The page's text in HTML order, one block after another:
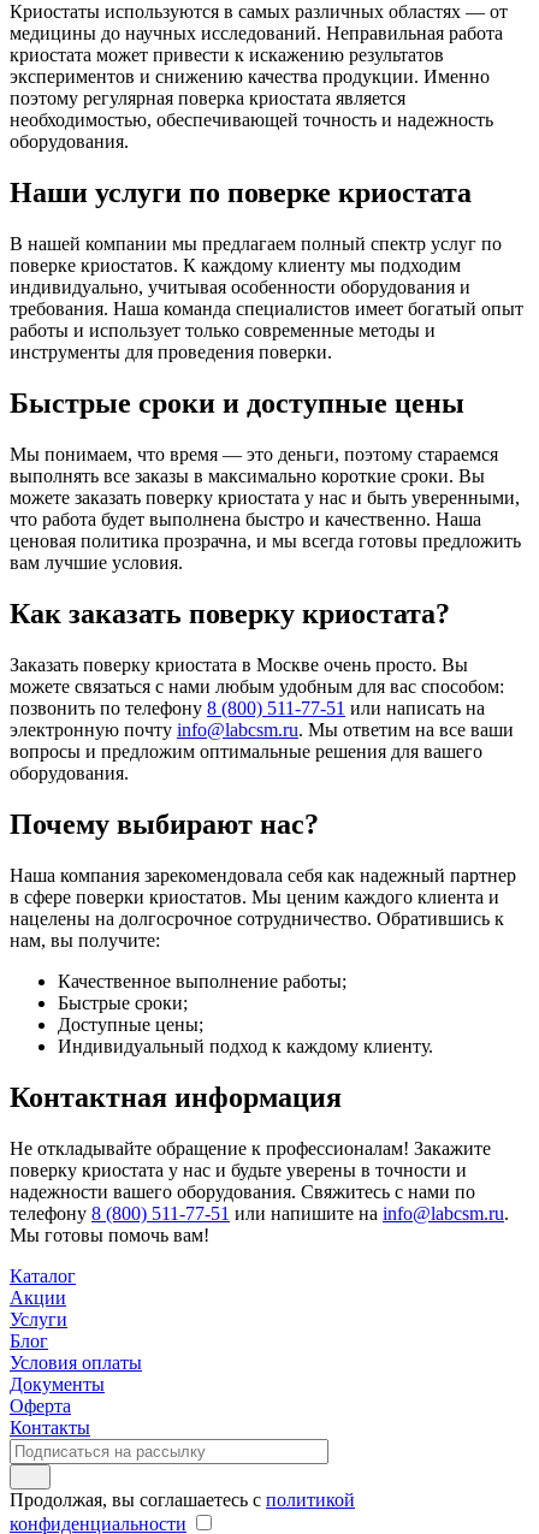
Криостаты используются в самых различных областях — от
медицины до научных исследований. Неправильная работа
криостата может привести к искажению результатов
экспериментов и снижению качества продукции. Именно
поэтому регулярная поверка криостата является
необходимостью, обеспечивающей точность и надежность
оборудования.
Наши услуги по поверке криостата
В нашей компании мы предлагаем полный спектр услуг по
поверке криостатов. К каждому клиенту мы подходим
индивидуально, учитывая особенности оборудования и
требования. Наша команда специалистов имеет богатый опыт
работы и использует только современные методы и
инструменты для проведения поверки.
Быстрые сроки и доступные цены
Мы понимаем, что время — это деньги, поэтому стараемся
выполнять все заказы в максимально короткие сроки. Вы
можете заказать поверку криостата у нас и быть уверенными,
что работа будет выполнена быстро и качественно. Наша
ценовая политика прозрачна, и мы всегда готовы предложить
вам лучшие условия.
Как заказать поверку криостата?
Заказать поверку криостата в Москве очень просто. Вы
можете связаться с нами любым удобным для вас способом:
позвонить по телефону 8 (800) 511-77-51 или написать на
электронную почту info@labcsm.ru. Мы ответим на все ваши
вопросы и предложим оптимальные решения для вашего
оборудования.
Почему выбирают нас?
Наша компания зарекомендовала себя как надежный партнер
в сфере поверки криостатов. Мы ценим каждого клиента и
нацелены на долгосрочное сотрудничество. Обратившись к
нам, вы получите:
Качественное выполнение работы;
Быстрые сроки;
Доступные цены;
Индивидуальный подход к каждому клиенту.
Контактная информация
Не откладывайте обращение к профессионалам! Закажите
поверку криостата у нас и будьте уверены в точности и
надежности вашего оборудования. Свяжитесь с нами по
телефону 8 (800) 511-77-51 или напишите на info@labcsm.ru.
Мы готовы помочь вам!
Каталог
Акции
Услуги
Блог
Условия оплаты
Документы
Оферта
Контакты
Продолжая, вы соглашаетесь с политикой
конфиденциальности